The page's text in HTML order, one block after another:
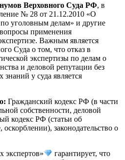
Верховного Суда РФ, в
№ 28 от 21.12.2010 «О
по уголовным делам» и другие
применения
Важным является
Суда о том, что отказ в
экспертизы по делам о
и деловой репутации без
у суда является
Гражданский кодекс РФ (в части
собственности, деловой
кодекс РФ (статьи об
оскорблении), законодательство о
экспертов»
гарантирует, что